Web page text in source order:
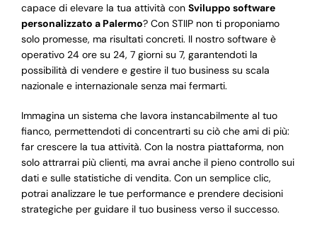
capace di elevare la tua attività con Sviluppo software
personalizzato a Palermo? Con STIIP non ti proponiamo
solo promesse, ma risultati concreti. Il nostro software è
operativo 24 ore su 24, 7 giorni su 7, garantendoti la
possibilità di vendere e gestire il tuo business su scala
nazionale e internazionale senza mai fermarti.
Immagina un sistema che lavora instancabilmente al tuo
fianco, permettendoti di concentrarti su ciò che ami di più:
far crescere la tua attività. Con la nostra piattaforma, non
solo attrarrai più clienti, ma avrai anche il pieno controllo sui
dati e sulle statistiche di vendita. Con un semplice clic,
potrai analizzare le tue performance e prendere decisioni
strategiche per guidare il tuo business verso il successo.